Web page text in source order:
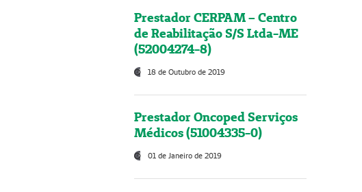
Prestador CERPAM – Centro
de Reabilitação S/S Ltda-ME
(52004274-8)
18 de Outubro de 2019
Prestador Oncoped Serviços
Médicos (51004335-0)
01 de Janeiro de 2019